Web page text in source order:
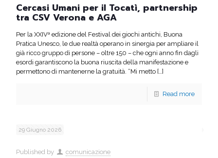
Cercasi Umani per il Tocatì, partnership
tra CSV Verona e AGA
Per la XXIVª edizione del Festival dei giochi antichi, Buona
Pratica Unesco, le due realtà operano in sinergia per ampliare il
già ricco gruppo di persone – oltre 150 – che ogni anno fin dagli
esordi garantiscono la buona riuscita della manifestazione e
permettono di mantenerne la gratuità. “Mi metto […]
Read more
29 Giugno 2026
Published by comunicazione